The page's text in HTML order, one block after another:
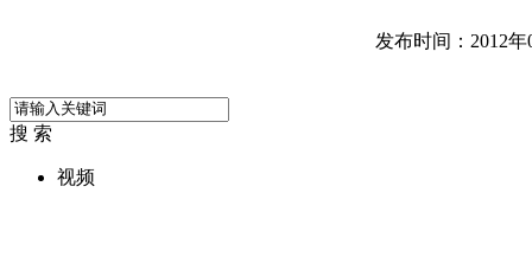
发布时间：2012年
搜 索
视频